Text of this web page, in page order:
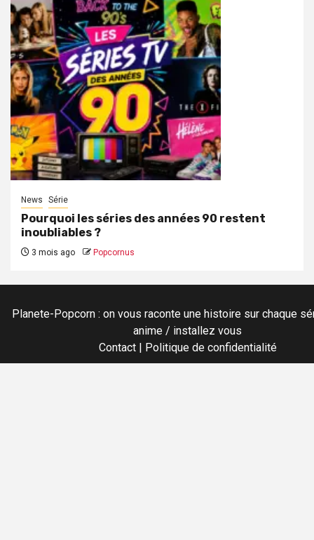
News Série
Pourquoi les séries des années 90 restent
inoubliables ?
3 mois ago Popcornus
Planete-Popcorn : on vous raconte une histoire sur chaque
anime / installez vous
Contact| Politique de confidentialité